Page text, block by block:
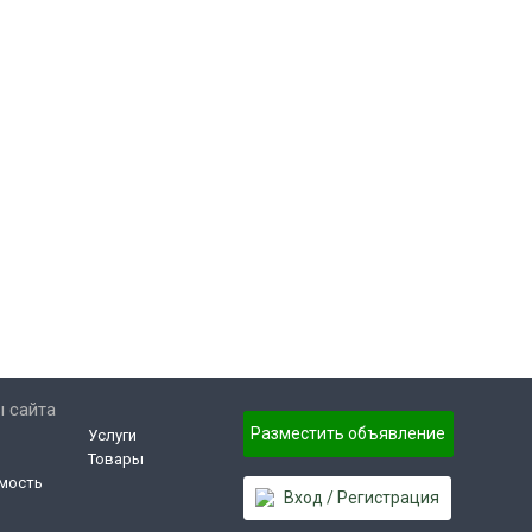
сайта
Услуги
Товары
Разместить объявление
Вход / Регистрация